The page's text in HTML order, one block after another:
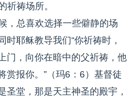
祷场所。
，总喜欢选择一些僻静的场
时耶稣教导我们“你祈祷时，
门，向你在暗中的父祈祷，他
赏报你。”（玛6：6）基督徒
圣堂，那是天主神圣的殿宇，